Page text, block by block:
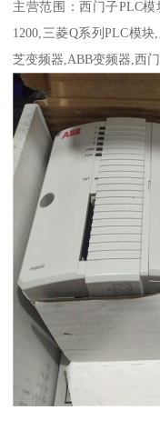
主营范围：西门子PLC模
1200,三菱Q系列PLC模
芝变频器,ABB变频器,西